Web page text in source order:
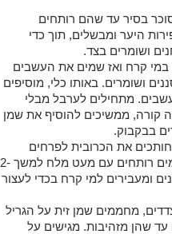
בסיר עד שהם רותחים
היער ומבשלים, תוך כדי
במי קרח ואז שמים את העשבים
ושומרים. באותו כלי, מוסיפים
מתחילים לערבל מבלי
קורה, ממשיכים להוסיף את שמן
בבקבוק.
את הכרובית לפרחים
קטנים ואת הגזרים לארבעה חלקים. מבשלים במים רותחים עם מעט מלח למשך 2-
ומעבירים למי קרח בכדי לעצור
מחממים שמן זית על הגריל
4 דקות מכל צד או עד שהן מזהיבות. מגישים על